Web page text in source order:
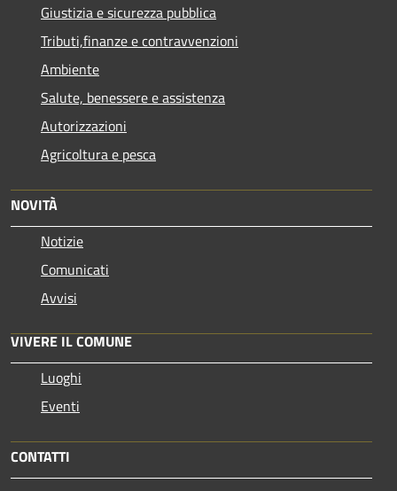
Giustizia e sicurezza pubblica
Tributi,finanze e contravvenzioni
Ambiente
Salute, benessere e assistenza
Autorizzazioni
Agricoltura e pesca
NOVITÀ
Notizie
Comunicati
Avvisi
VIVERE IL COMUNE
Luoghi
Eventi
CONTATTI